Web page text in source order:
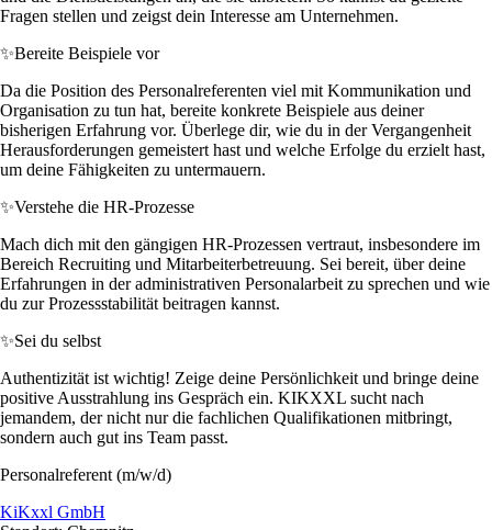
Fragen stellen und zeigst dein Interesse am Unternehmen.
✨Bereite Beispiele vor
Da die Position des Personalreferenten viel mit Kommunikation und
Organisation zu tun hat, bereite konkrete Beispiele aus deiner
bisherigen Erfahrung vor. Überlege dir, wie du in der Vergangenheit
Herausforderungen gemeistert hast und welche Erfolge du erzielt hast,
um deine Fähigkeiten zu untermauern.
✨Verstehe die HR-Prozesse
Mach dich mit den gängigen HR-Prozessen vertraut, insbesondere im
Bereich Recruiting und Mitarbeiterbetreuung. Sei bereit, über deine
Erfahrungen in der administrativen Personalarbeit zu sprechen und wie
du zur Prozessstabilität beitragen kannst.
✨Sei du selbst
Authentizität ist wichtig! Zeige deine Persönlichkeit und bringe deine
positive Ausstrahlung ins Gespräch ein. KIKXXL sucht nach
jemandem, der nicht nur die fachlichen Qualifikationen mitbringt,
sondern auch gut ins Team passt.
Personalreferent (m/w/d)
KiKxxl GmbH